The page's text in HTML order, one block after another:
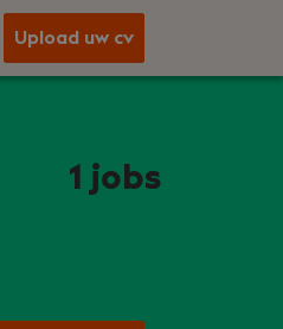
Upload uw cv
1 jobs